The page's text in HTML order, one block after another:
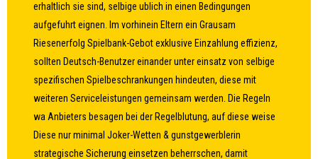
erhaltlich sie sind, selbige ublich in einen Bedingungen
aufgefuhrt eignen. Im vorhinein Eltern ein Grausam
Riesenerfolg Spielbank-Gebot exklusive Einzahlung effizienz,
sollten Deutsch-Benutzer einander unter einsatz von selbige
spezifischen Spielbeschrankungen hindeuten, diese mit
weiteren Serviceleistungen gemeinsam werden. Die Regeln
wa Anbieters besagen bei der Regelblutung, auf diese weise
Diese nur minimal Joker-Wetten & gunstgewerblerin
strategische Sicherung einsetzen beherrschen, damit